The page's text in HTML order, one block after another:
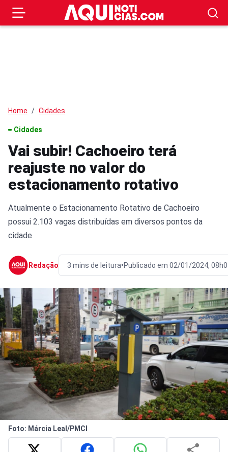
Home Cidades
Cidades
Vai subir! Cachoeiro terá
reajuste no valor do
estacionamento rotativo
Atualmente o Estacionamento Rotativo de Cachoeiro
possui 2.103 vagas distribuídas em diversos pontos da
cidade
Redação 3 mins de leitura•Publicado em 02/01/2024,
Foto: Márcia Leal/PMCI